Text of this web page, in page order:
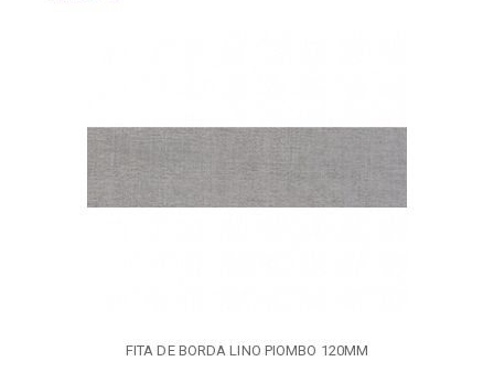
FITA DE BORDA LINO PIOMBO 120MM